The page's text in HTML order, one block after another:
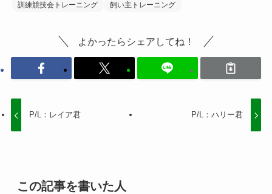
訓練競技会トレーニング
飼い主トレーニング
よかったらシェアしてね！
P/L：レイア君 P/L：ハリー君
この記事を書いた人